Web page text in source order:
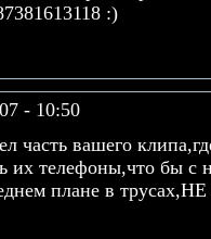
:)
- 10:50
часть вашего
их телефоны,что бы с
плане в